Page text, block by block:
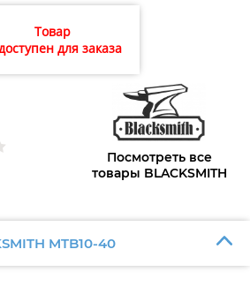
Товар
для заказа
Посмотреть все
товары BLACKSMITH
MTB10-40